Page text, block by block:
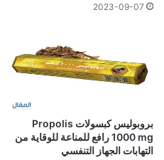
2023-09-07
بروبوليس كبسولات Propolis
1000 mg رافع للمناعة للوقاية من
التهابات الجهاز التنفسي